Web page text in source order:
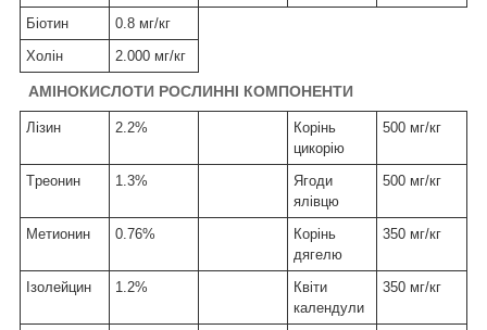
Біотин 0.8 мг/кг
Холін
2.000 мг/кг
АМІНОКИСЛОТИ РОСЛИННІ КОМПОНЕНТИ
Лізин 2.2%
Корінь
цикорію
500 мг/кг
Tреонин 1.3%
Ягоди
ялівцю
500 мг/кг
Meтионин 0.76%
Корінь
дягелю
350 мг/кг
Ізолейцин 1.2%
Квіти
календули
350 мг/кг